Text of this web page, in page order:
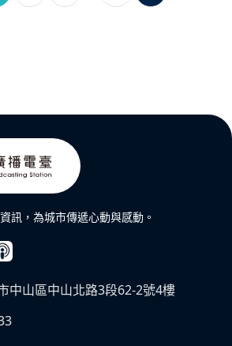
訊，為城市傳遞心動與感動。
中山區中山北路3段62-2號4樓